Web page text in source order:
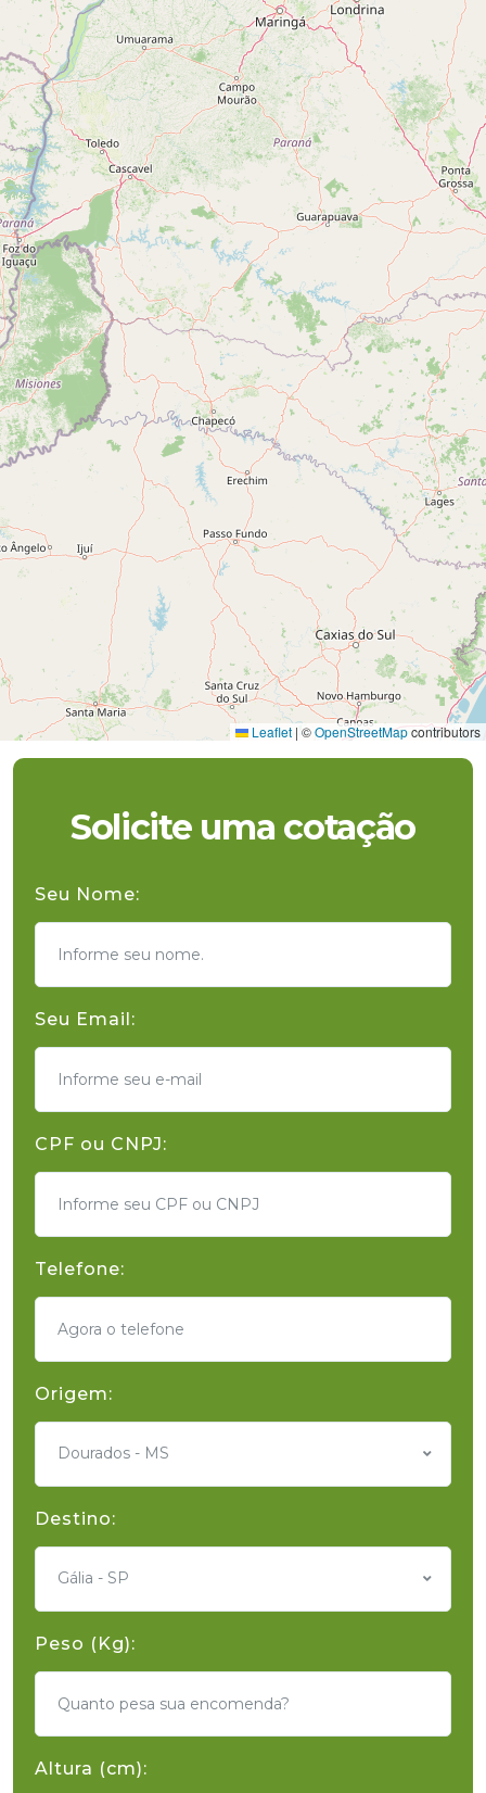
Leaflet | ©OpenStreetMapcontributors
Solicite uma cotação
Seu Nome:
Seu Email:
CPF ou CNPJ:
Telefone:
Origem:
Dourados - MS
Destino:
Gália - SP
Peso (Kg):
Altura (cm):